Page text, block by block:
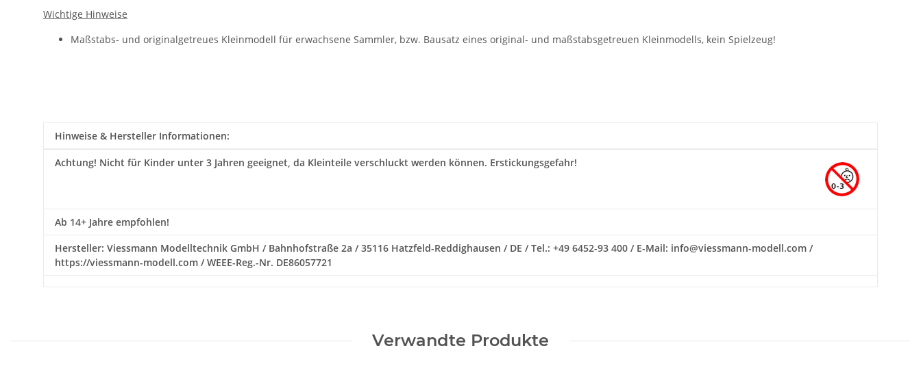
Wichtige Hinweise
Maßstabs- und originalgetreues Kleinmodell für erwachsene Sammler, bzw. Bausatz eines original- und maßstabsgetreuen Kleinmodells, kein Spielzeug!
Hinweise & Hersteller Informationen:
Achtung! Nicht für Kinder unter 3 Jahren geeignet, da Kleinteile verschluckt werden können. Erstickungsgefahr!
Ab 14+ Jahre empfohlen!
Hersteller: Viessmann Modelltechnik GmbH / Bahnhofstraße 2a / 35116 Hatzfeld-Reddighausen / DE / Tel.: +49 6452-93 400 / E-Mail: info@viessmann-modell.com /
https://viessmann-modell.com / WEEE-Reg.-Nr. DE86057721
Verwandte Produkte